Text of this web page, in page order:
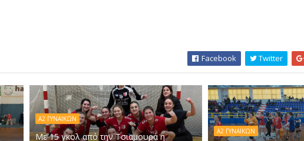
Facebook Twitter
Α2 ΓΥΝΑΙΚΩΝ
Με 15 γκολ από την Τσιαμουρά η
Α2 ΓΥΝΑΙΚΩΝ